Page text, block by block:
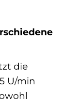
die
U/min